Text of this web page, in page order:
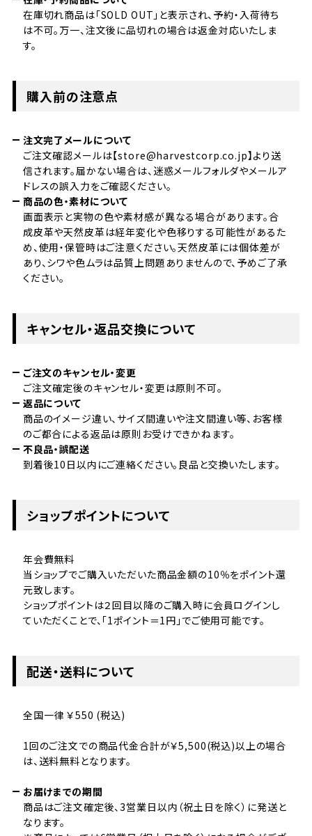
在庫切れ商品は「SOLD OUT」と表示され、予約・入荷待ち
は不可。万一、注文後に品切れの場合は返金対応いたしま
す。
購入前の注意点
注文完了メールについて
ご注文確認メールは【store@harvestcorp.co.jp】より送
信されます。届かない場合は、迷惑メールフォルダやメールア
ドレスの誤入力をご確認ください。
商品の色・素材について
画面表示と実物の色や素材感が異なる場合があります。合
成皮革や天然皮革は経年変化や色移りする可能性があるた
め、使用・保管時はご注意ください。天然皮革には個体差が
あり、シワや色ムラは品質上問題ありませんので、予めご了承
ください。
キャンセル・返品交換について
ご注文のキャンセル・変更
ご注文確定後のキャンセル・変更は原則不可。
返品について
商品のイメージ違い、サイズ間違いや注文間違い等、お客様
のご都合による返品は原則お受けできかねます。
不良品・誤配送
到着後10日以内にご連絡ください。良品と交換いたします。
ショップポイントについて
年会費無料
当ショップでご購入いただいた商品金額の10％をポイント還
元致します。
ショップポイントは２回目以降のご購入時に会員ログインし
ていただくことで、「1ポイント＝1円」でご使用可能です。
配送・送料について
全国一律 ￥550 (税込)
1回のご注文での商品代金合計が￥5,500(税込)以上の場合
は、送料無料となります。
お届けまでの期間
商品はご注文確定後、3営業日以内（祝土日を除く）に発送と
なります。